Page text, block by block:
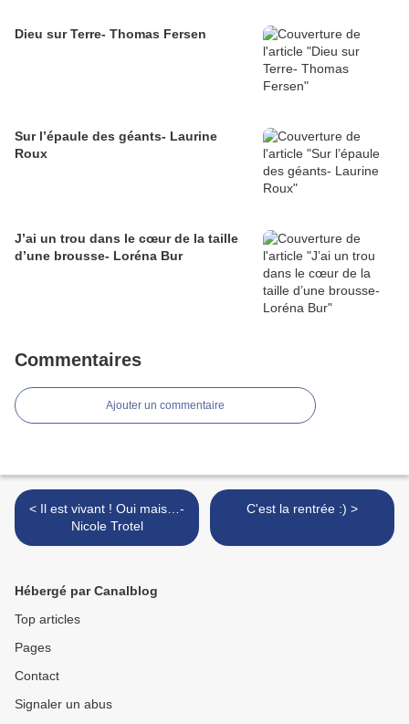
Dieu sur Terre- Thomas Fersen
Sur l’épaule des géants- Laurine
Roux
J’ai un trou dans le cœur de la taille
d’une brousse- Loréna Bur
Commentaires
Ajouter un commentaire
< Il est vivant ! Oui mais…-
Nicole Trotel
C'est la rentrée :) >
Hébergé par Canalblog
Top articles
Pages
Contact
Signaler un abus